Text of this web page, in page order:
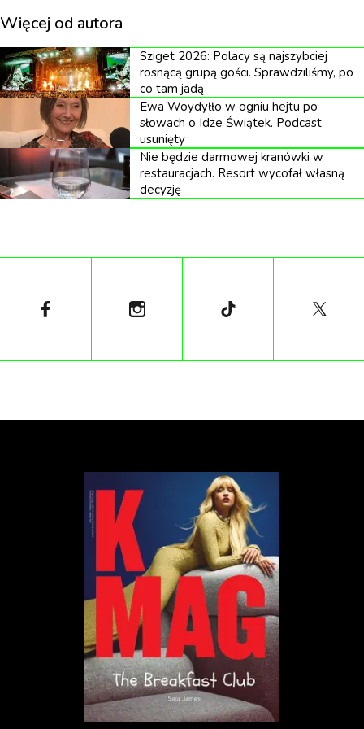
powoduje frustrację jego żony Wioletty oraz dzieci.
W miarę rozwoju fabuły, postać Andrzeja staje się
coraz bardziej groteskowa, a jego fanatyzm
prowadzi do nieprzewidywalnych sytuacji.
Oto zapowiedź produkcji:
Więcej od autora
Sziget 2026: Polacy są najszybciej
rosnącą grupą gości. Sprawdziliśmy, po
co tam jadą
Ewa Woydyłło w ogniu hejtu po
słowach o Idze Świątek. Podcast
usunięty
Nie będzie darmowej kranówki w
restauracjach. Resort wycofał własną
decyzję